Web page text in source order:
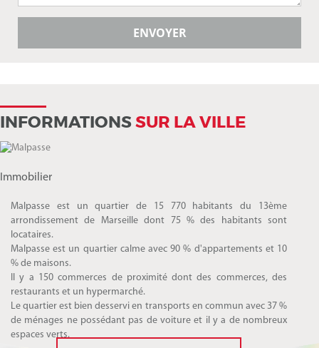
INFORMATIONSSUR LA VILLE
Immobilier
Malpasse est un quartier de 15 770 habitants du 13ème
arrondissement de Marseille dont 75 % des habitants sont
locataires.
Malpasse est un quartier calme avec 90 % d'appartements et 10
% de maisons.
Il y a 150 commerces de proximité dont des commerces, des
restaurants et un hypermarché.
Le quartier est bien desservi en transports en commun avec 37 %
de ménages ne possédant pas de voiture et il y a de nombreux
espaces verts.